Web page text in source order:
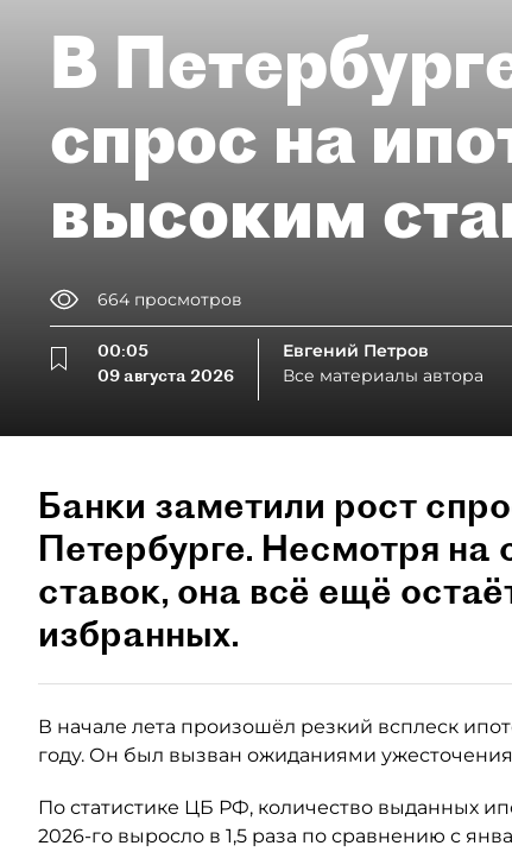
В
спрос на
высоким
664 просмотров
00:05
09 августа 2026
Евгений Петров
Все материалы автора
Банки заметили рост
Петербурге. Несмотря на
ставок, она всё ещё
избранных.
В начале лета произошёл резкий всплеск
году. Он был вызван ожиданиями
По статистике ЦБ РФ, количество выданных
2026-го выросло в 1,5 раза по сравнению с